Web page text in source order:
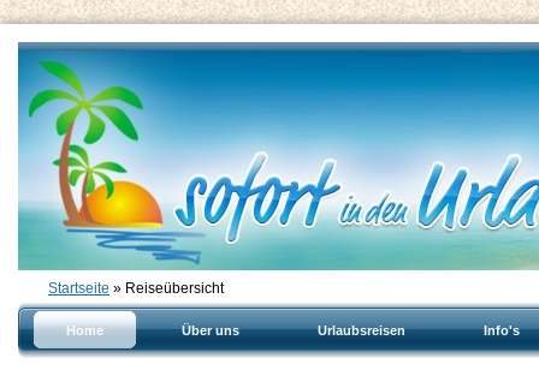
Startseite » Reiseübersicht
Home Über uns Urlaubsreisen Info's